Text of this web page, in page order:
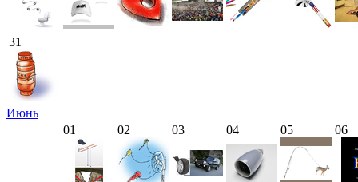
31
Июнь
01
02 03 04 05 06